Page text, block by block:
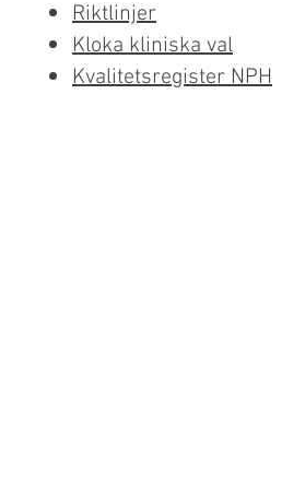
Riktlinjer
Kloka kliniska val
Kvalitetsregister NPH